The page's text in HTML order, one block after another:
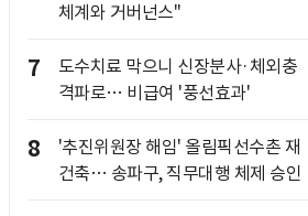
체계와 거버넌스"
7
도수치료 막으니 신장분사·체외충
격파로… 비급여 '풍선효과'
8
'추진위원장 해임' 올림픽선수촌 재
건축… 송파구, 직무대행 체제 승인